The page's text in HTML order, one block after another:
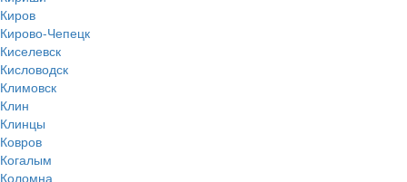
Киров
Кирово-Чепецк
Киселевск
Кисловодск
Климовск
Клин
Клинцы
Ковров
Когалым
Коломна